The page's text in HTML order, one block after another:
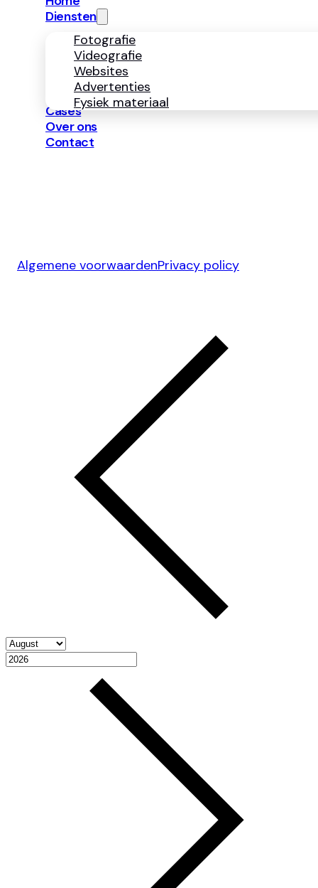
Diensten
Fotografie
Videografie
Websites
Advertenties
Fysiek materiaal
Cases
Over ons
Contact
Algemene voorwaardenPrivacy policy